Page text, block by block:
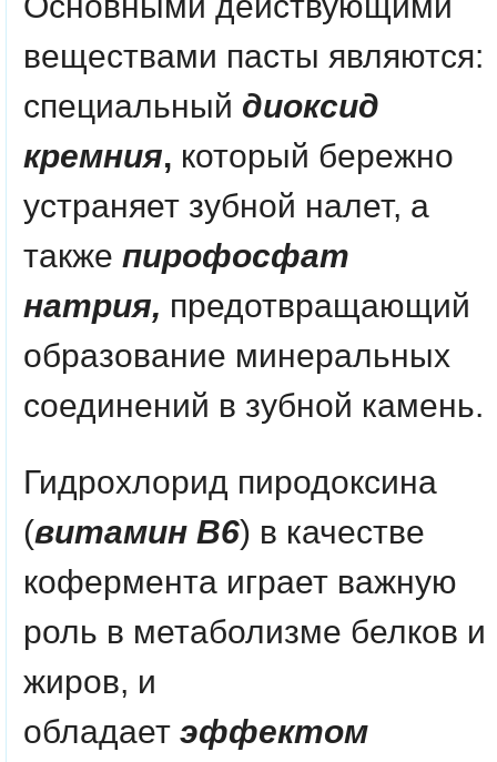
веществами пасты являются:
специальный диоксид
кремния, который бережно
устраняет зубной налет, а
также пирофосфат
натрия, предотвращающий
образование минеральных
соединений в зубной камень.
Гидрохлорид пиродоксина
(витамин В6) в качестве
кофермента играет важную
роль в метаболизме белков и
жиров, и
обладает эффектом